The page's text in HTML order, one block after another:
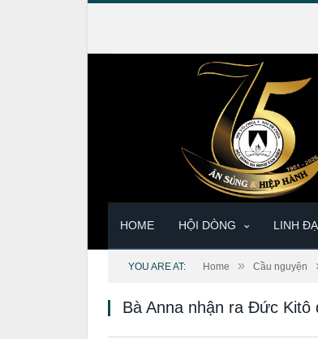
HOME HỘI DÒNG LINH
YOU ARE AT: Home » Cầu nguyện
Bà Anna nhận ra Đức Kitô